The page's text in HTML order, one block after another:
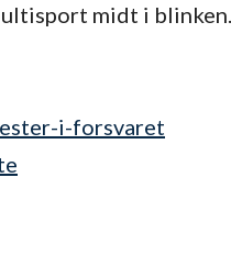
midt i
i-forsvaret